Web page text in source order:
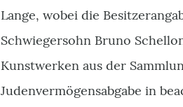
Lange, wobei die
Schwiegersohn Bruno
Kunstwerken aus der
Judenvermögensabgabe in